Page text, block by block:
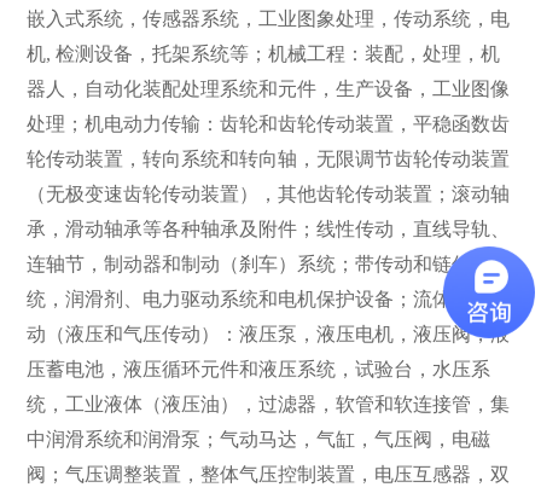
嵌入式系统，传感器系统，工业图象处理，传动系统，电
机, 检测设备，托架系统等；机械工程：装配，处理，机
器人，自动化装配处理系统和元件，生产设备，工业图像
处理；机电动力传输：齿轮和齿轮传动装置，平稳函数齿
轮传动装置，转向系统和转向轴，无限调节齿轮传动装置
（无极变速齿轮传动装置），其他齿轮传动装置；滚动轴
承，滑动轴承等各种轴承及附件；线性传动，直线导轨、
连轴节，制动器和制动（刹车）系统；带传动和链传动系
统，润滑剂、电力驱动系统和电机保护设备；流体动力传
动（液压和气压传动）：液压泵，液压电机，液压阀，液
压蓄电池，液压循环元件和液压系统，试验台，水压系
统，工业液体（液压油），过滤器，软管和软连接管，集
中润滑系统和润滑泵；气动马达，气缸，气压阀，电磁
阀；气压调整装置，整体气压控制装置，电压互感器，双